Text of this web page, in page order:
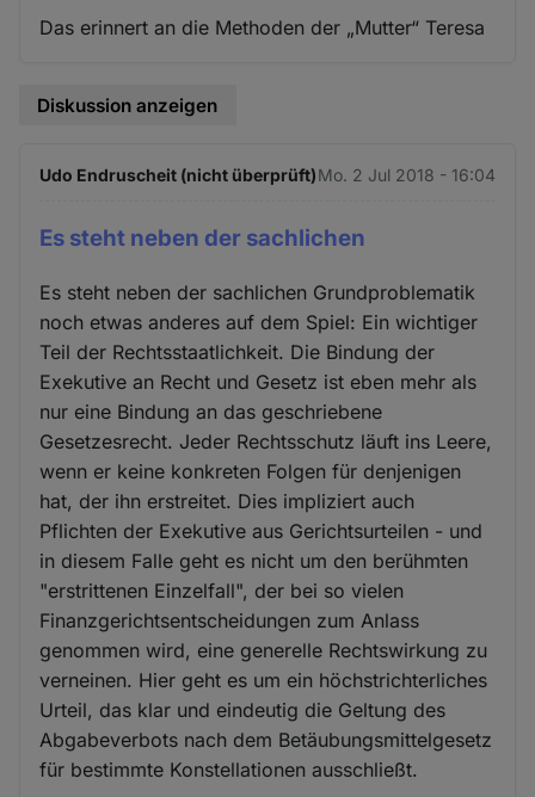
Das erinnert an die Methoden der „Mutter“ Teresa
Diskussion anzeigen
Udo Endruscheit (nicht überprüft)Mo. 2 Jul 2018 - 16:04
Es steht neben der sachlichen
Es steht neben der sachlichen Grundproblematik
noch etwas anderes auf dem Spiel: Ein wichtiger
Teil der Rechtsstaatlichkeit. Die Bindung der
Exekutive an Recht und Gesetz ist eben mehr als
nur eine Bindung an das geschriebene
Gesetzesrecht. Jeder Rechtsschutz läuft ins Leere,
wenn er keine konkreten Folgen für denjenigen
hat, der ihn erstreitet. Dies impliziert auch
Pflichten der Exekutive aus Gerichtsurteilen - und
in diesem Falle geht es nicht um den berühmten
"erstrittenen Einzelfall", der bei so vielen
Finanzgerichtsentscheidungen zum Anlass
genommen wird, eine generelle Rechtswirkung zu
verneinen. Hier geht es um ein höchstrichterliches
Urteil, das klar und eindeutig die Geltung des
Abgabeverbots nach dem Betäubungsmittelgesetz
für bestimmte Konstellationen ausschließt.